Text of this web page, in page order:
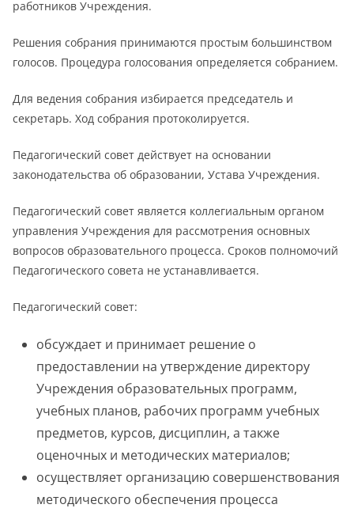
работников Учреждения.
Решения собрания принимаются простым большинством
голосов. Процедура голосования определяется собранием.
Для ведения собрания избирается председатель и
секретарь. Ход собрания протоколируется.
Педагогический совет действует на основании
законодательства об образовании, Устава Учреждения.
Педагогический совет является коллегиальным органом
управления Учреждения для рассмотрения основных
вопросов образовательного процесса. Сроков полномочий
Педагогического совета не устанавливается.
Педагогический совет:
обсуждает и принимает решение о
предоставлении на утверждение директору
Учреждения образовательных программ,
учебных планов, рабочих программ учебных
предметов, курсов, дисциплин, а также
оценочных и методических материалов;
осуществляет организацию совершенствования
методического обеспечения процесса